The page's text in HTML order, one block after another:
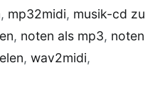
, mp32midi, musik-cd zu
, noten als mp3, noten
, wav2midi,